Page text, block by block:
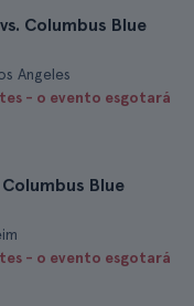
Columbus Blue
Angeles
- o evento esgotará
Blue
- o evento esgotará